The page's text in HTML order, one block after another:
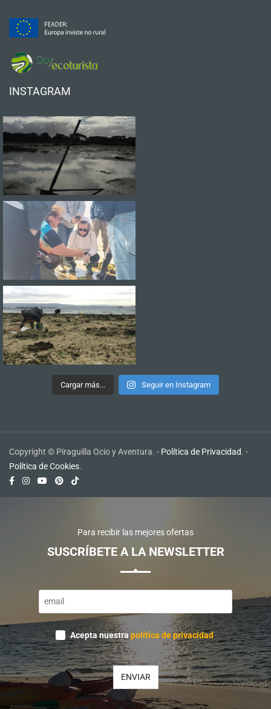
INSTAGRAM
Cargar más... Seguir en Instagram
Copyright © Piraguilla Ocio y Aventura. - Política de Privacidad. -
Política de Cookies.
Para recibir las mejores ofertas
SUSCRÍBETE A LA NEWSLETTER
Business
Email *
Acepta nuestra política de privacidad.
ENVIAR